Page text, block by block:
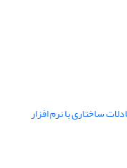
ساختاری با نرم افزار